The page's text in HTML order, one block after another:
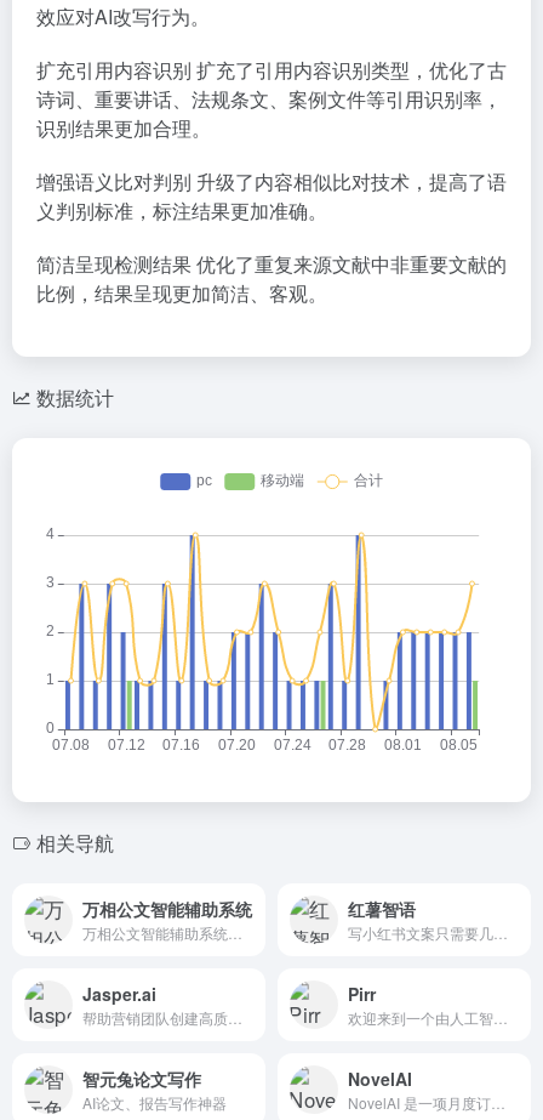
效应对AI改写行为。
扩充引用内容识别 扩充了引用内容识别类型，优化了古
诗词、重要讲话、法规条文、案例文件等引用识别率，
识别结果更加合理。
增强语义比对判别 升级了内容相似比对技术，提高了语
义判别标准，标注结果更加准确。
简洁呈现检测结果优化了重复来源文献中非重要文献的
比例，结果呈现更加简洁、客观。
数据统计
相关导航
万相公文智能辅助系统 红薯智语
Jasper.ai Pirr
智元兔论文写作
AI论文、报告写作神器
NovelAI